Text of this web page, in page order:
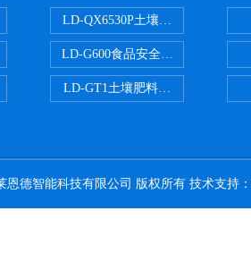
LD-QX6530P土壤氧化还原电位检
LD-G600食品安全检测仪
LD-GT1土壤肥料养分检测仪
恩德智能科技有限公司 版权所有 技术支持：